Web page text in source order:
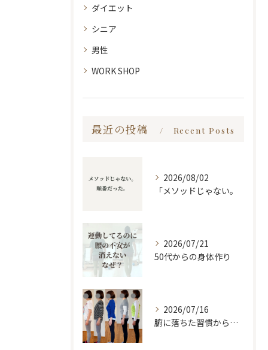
ダイエット
シニア
男性
WORK SHOP
最近の投稿 Recent Posts
2026/08/02
「メソッドじゃない。
2026/07/21
50代からの身体作り
2026/07/16
腑に落ちた習慣から変わる